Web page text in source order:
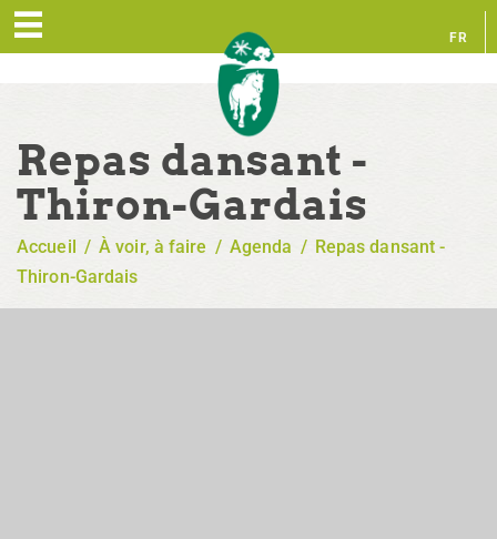
FR
Repas dansant -
Thiron-Gardais
Accueil / À voir, à faire / Agenda / Repas dansant -
Thiron-Gardais